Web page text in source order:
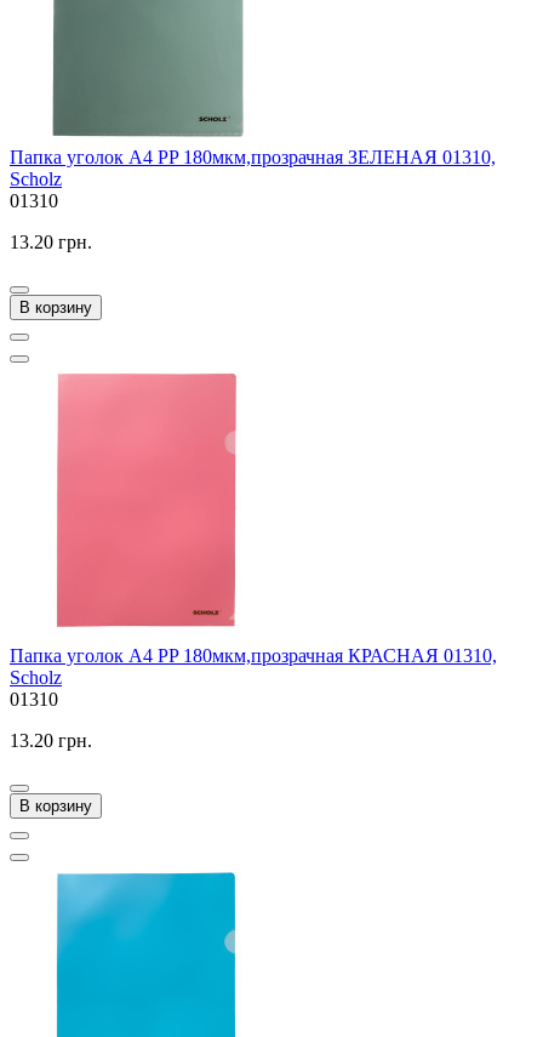
Папка уголок A4 PP 180мкм,прозрачная ЗЕЛЕНАЯ 01310,
Scholz
01310
13.20 грн.
В корзину
Папка уголок A4 PP 180мкм,прозрачная КРАСНАЯ 01310,
Scholz
01310
13.20 грн.
В корзину